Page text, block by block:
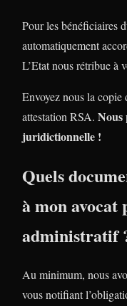
Pour les bénéficiaires
automatiquement
L’Etat nous rétribue à
Envoyez nous la copie
attestation RSA. Nous
juridictionnelle !
Quels
à mon
administratif
Au minimum, nous
vous notifiant